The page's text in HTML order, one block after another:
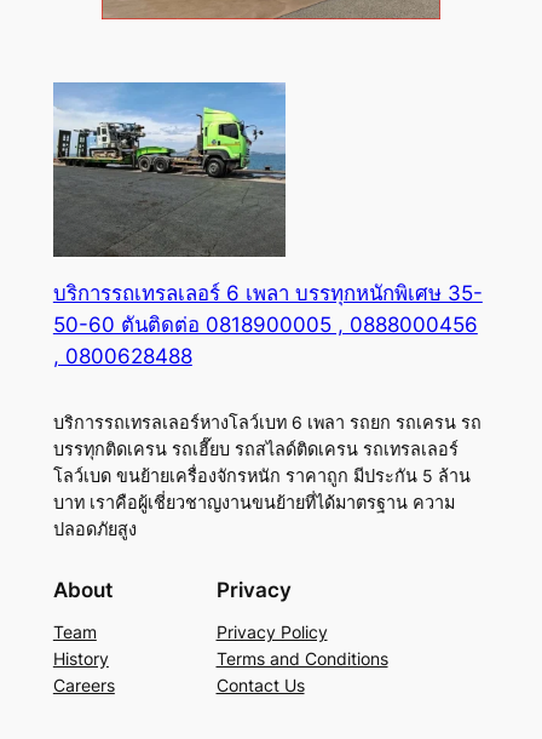
บริการรถเทรลเลอร์ 6 เพลา บรรทุกหนักพิเศษ 35-
50-60 ตันติดต่อ 0818900005 , 0888000456
, 0800628488
บริการรถเทรลเลอร์หางโลว์เบท 6 เพลา รถยก รถเครน รถ
บรรทุกติดเครน รถเฮี๊ยบ รถสไลด์ติดเครน รถเทรลเลอร์
โลว์เบด ขนย้ายเครื่องจักรหนัก ราคาถูก มีประกัน 5 ล้าน
บาท เราคือผู้เชี่ยวชาญงานขนย้ายที่ได้มาตรฐาน ความ
ปลอดภัยสูง
About
Team
History
Careers
Privacy
Privacy Policy
Terms and Conditions
Contact Us